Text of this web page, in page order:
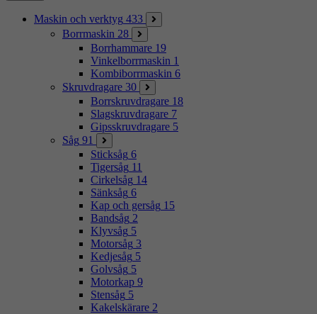
Maskin och verktyg 433
Borrmaskin 28
Borrhammare 19
Vinkelborrmaskin 1
Kombiborrmaskin 6
Skruvdragare 30
Borrskruvdragare 18
Slagskruvdragare 7
Gipsskruvdragare 5
Såg 91
Sticksåg 6
Tigersåg 11
Cirkelsåg 14
Sänksåg 6
Kap och gersåg 15
Bandsåg 2
Klyvsåg 5
Motorsåg 3
Kedjesåg 5
Golvsåg 5
Motorkap 9
Stensåg 5
Kakelskärare 2